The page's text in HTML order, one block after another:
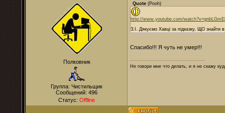
Полковник
Группа: Чистильщик
Сообщений: 496
Статус: Offline
Quote (Pooh)
http://www.youtube.com/
З.І. Дякуємо Хавці за підказку, ЩО знайти в
Спасибо!!! Я чуть не умер!!!
Не говори мне что делать, и я не скажу